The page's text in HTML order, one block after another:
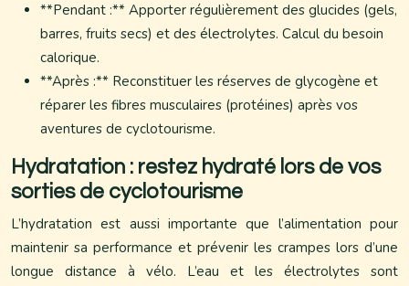
**Pendant :** Apporter régulièrement des glucides (gels,
barres, fruits secs) et des électrolytes. Calcul du besoin
calorique.
**Après :** Reconstituer les réserves de glycogène et
réparer les fibres musculaires (protéines) après vos
aventures de cyclotourisme.
Hydratation : restez hydraté lors de vos
sorties de cyclotourisme
L’hydratation est aussi importante que l’alimentation pour
maintenir sa performance et prévenir les crampes lors d’une
longue distance à vélo. L’eau et les électrolytes sont